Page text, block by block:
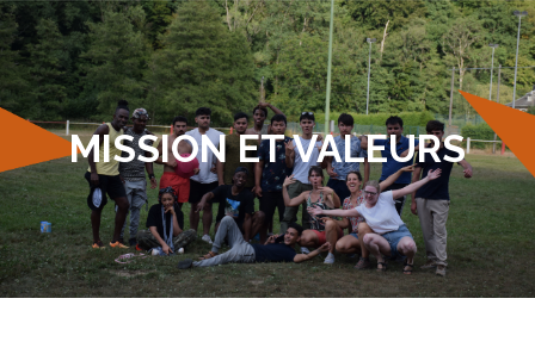
MISSION ET VALEURS